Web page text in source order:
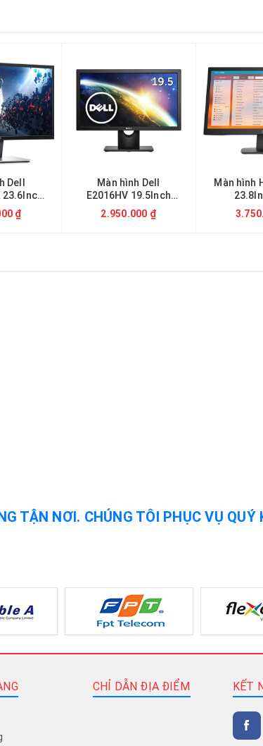
Dell
23.6Inch
₫
Màn hình Dell
E2016HV 19.5Inch
LED)
2.950.000 ₫
Màn hình
TẬN NƠI. CHÚNG TÔI PHỤC VỤ QUÝ
CHỈ DẪN ĐỊA ĐIỂM KẾT